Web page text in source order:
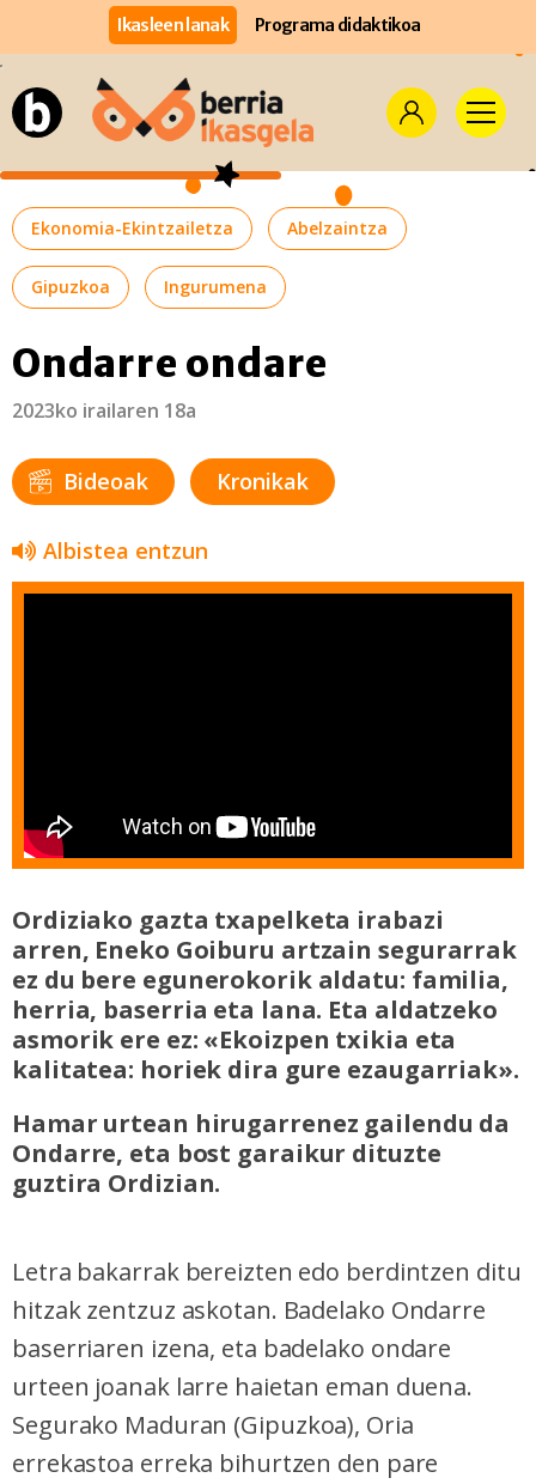
Ikasleen lanak Programa didaktikoa
Ekonomia-Ekintzailetza Abelzaintza
Gipuzkoa Ingurumena
Ondarre ondare
2023ko irailaren 18a
Bideoak Kronikak
Albistea entzun
Ordiziako gazta txapelketa irabazi
arren, Eneko Goiburu artzain segurarrak
ez du bere egunerokorik aldatu: familia,
herria, baserria eta lana. Eta aldatzeko
asmorik ere ez: «Ekoizpen txikia eta
kalitatea: horiek dira gure ezaugarriak».
Hamar urtean hirugarrenez gailendu da
Ondarre, eta bost garaikur dituzte
guztira Ordizian.
Letra bakarrak bereizten edo berdintzen ditu
hitzak zentzuz askotan. Badelako Ondarre
baserriaren izena, eta badelako ondare
urteen joanak larre haietan eman duena.
Segurako Maduran (Gipuzkoa), Oria
errekastoa erreka bihurtzen den pare